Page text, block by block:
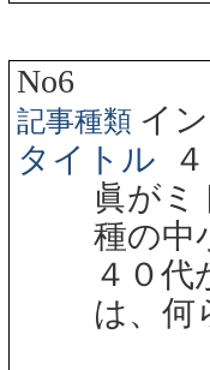
No6
記事種類 イ
タイトル
眞が
種の
４０
は、何